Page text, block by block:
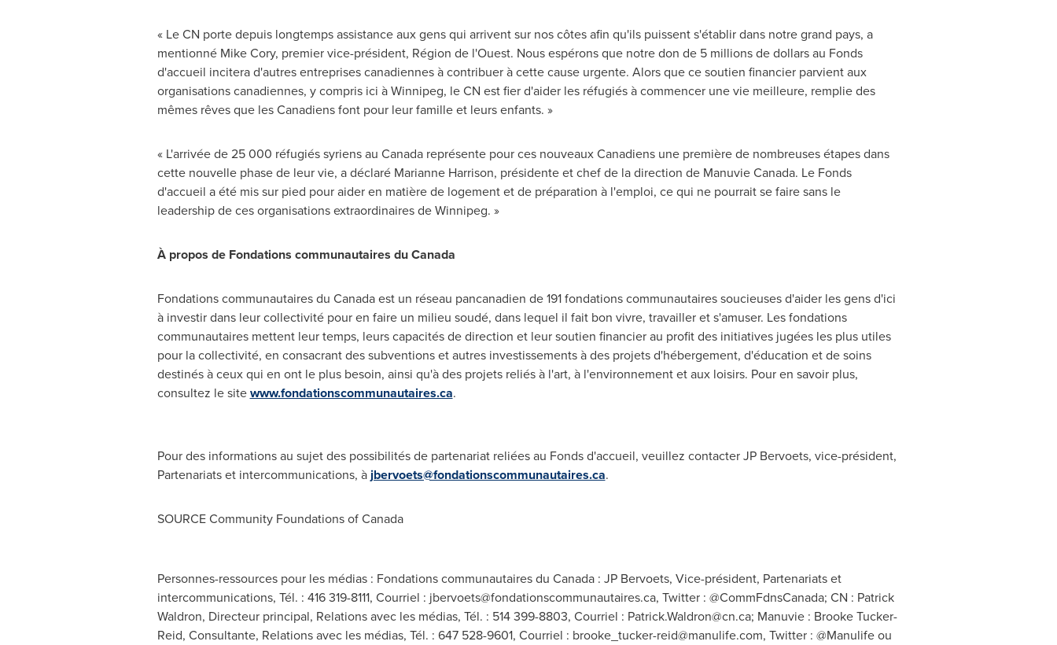
« Le CN porte depuis longtemps assistance aux gens qui arrivent sur nos côtes afin qu'ils puissent s'établir dans notre grand pays, a
mentionné Mike Cory, premier vice-président, Région de l'Ouest. Nous espérons que notre don de 5 millions de dollars au Fonds
d'accueil incitera d'autres entreprises canadiennes à contribuer à cette cause urgente. Alors que ce soutien financier parvient aux
organisations canadiennes, y compris ici àWinnipeg, le CN est fier d'aider les réfugiés à commencer une vie meilleure, remplie des
mêmes rêves que les Canadiens font pour leur famille et leurs enfants. »
« L'arrivée de 25 000 réfugiés syriens au Canadareprésente pour ces nouveaux Canadiens une première de nombreuses étapes dans
cette nouvelle phase de leur vie, a déclaré Marianne Harrison, présidente et chef de la direction de Manuvie Canada. Le Fonds
d'accueil a été mis sur pied pour aider en matière de logement et de préparation à l'emploi, ce qui ne pourrait se faire sans le
leadership de ces organisations extraordinaires deWinnipeg. »
À propos de Fondations communautaires duCanada
Fondations communautaires du Canadaest un réseau pancanadien de 191 fondations communautaires soucieuses d'aider les gens d'ici
à investir dans leur collectivité pour en faire un milieu soudé, dans lequel il fait bon vivre, travailler et s'amuser. Les fondations
communautaires mettent leur temps, leurs capacités de direction et leur soutien financier au profit des initiatives jugées les plus utiles
pour la collectivité, en consacrant des subventions et autres investissements à des projets d'hébergement, d'éducation et de soins
destinés à ceux qui en ont le plus besoin, ainsi qu'à des projets reliés à l'art, à l'environnement et aux loisirs. Pour en savoir plus,
consultez le sitewww.fondationscommunautaires.ca.
Pour des informations au sujet des possibilités de partenariat reliées au Fonds d'accueil, veuillez contacter JP Bervoets, vice-président,
Partenariats et intercommunications, àjbervoets@fondationscommunautaires.ca.
SOURCE Community Foundations ofCanada
Personnes-ressources pour les médias : Fondations communautaires du Canada : JP Bervoets, Vice-président, Partenariats et
intercommunications, Tél. : 416 319-8111, Courriel : jbervoets@fondationscommunautaires.ca, Twitter : @CommFdnsCanada; CN : Patrick
Waldron, Directeur principal, Relations avec les médias, Tél. : 514 399-8803, Courriel : Patrick.Waldron@cn.ca; Manuvie : Brooke Tucker-
Reid, Consultante, Relations avec les médias, Tél. : 647 528-9601, Courriel : brooke_tucker-reid@manulife.com, Twitter : @Manulife ou